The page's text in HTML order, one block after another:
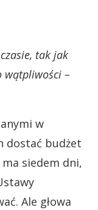
tak jak
wątpliwości –
w
dostać budżet
siedem dni,
Ale głowa